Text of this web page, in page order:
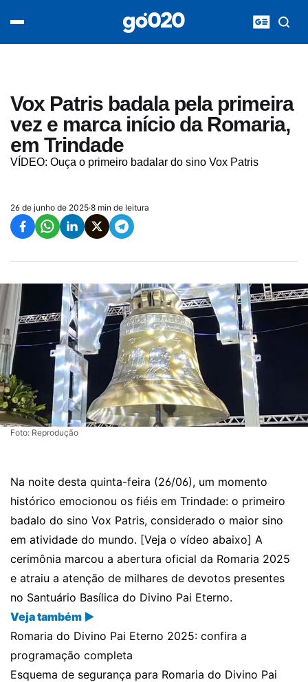
Vox Patris badala pela primeira
vez e marca início da Romaria,
em Trindade
VÍDEO: Ouça o primeiro badalar do sino Vox Patris
26 de junho de 2025·8 min de leitura
Foto: Reprodução
Na noite desta quinta-feira (26/06), um momento
histórico emocionou os fiéis em Trindade: o primeiro
badalo do sino Vox Patris, considerado o maior sino
em atividade do mundo. [Veja o vídeo abaixo] A
cerimônia marcou a abertura oficial da Romaria 2025
e atraiu a atenção de milhares de devotos presentes
no Santuário Basílica do Divino Pai Eterno.
Veja também ▶
Romaria do Divino Pai Eterno 2025: confira a
programação completa
Esquema de segurança para Romaria do Divino Pai
acontece agora
entretenimento
vídeos
pod020